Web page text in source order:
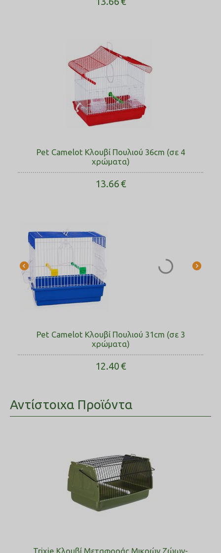
Pet Camelot Κλουβί Πουλιού 36cm (σε 4
χρώματα)
13.66€
Pet Camelot Κλουβί Πουλιού 31cm (σε 3
χρώματα)
12.40€
Αντίστοιχα Προϊόντα
Trixie Κλουβί Μεταφοράς Μικρών Ζώων-